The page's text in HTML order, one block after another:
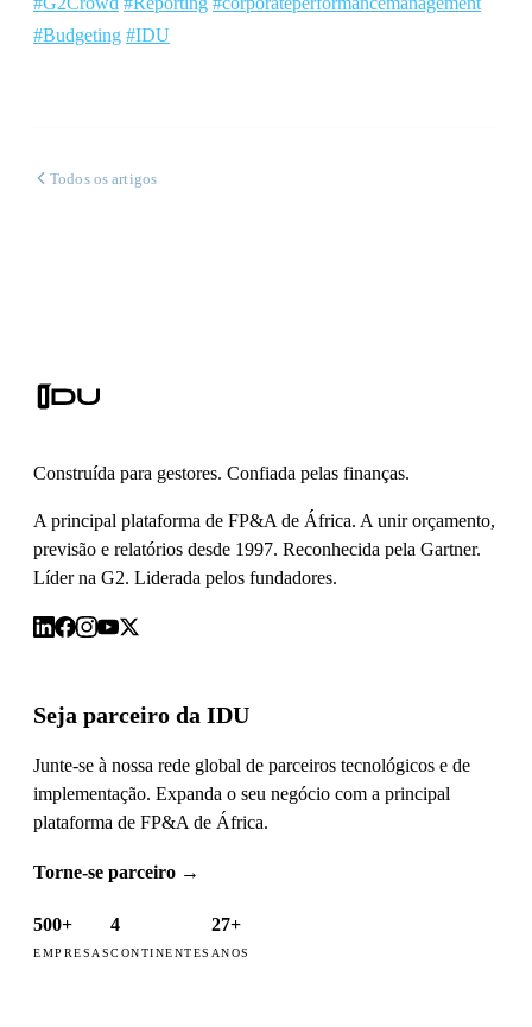
#Budgeting #IDU
Todos os artigos
Construída para gestores. Confiada pelas finanças.
A principal plataforma de FP&A de África. A unir orçamento,
previsão e relatórios desde 1997. Reconhecida pela Gartner.
Líder na G2. Liderada pelos fundadores.
Seja parceiro da IDU
Junte-se à nossa rede global de parceiros tecnológicos e de
implementação. Expanda o seu negócio com a principal
plataforma de FP&A de África.
Torne-se parceiro →
500+
EMPRESAS
4
CONTINENTES
27+
ANOS